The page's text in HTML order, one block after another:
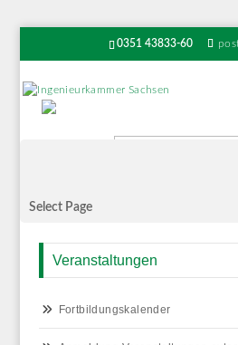
0351 43833-60
Select Page
Veranstaltungen
Fortbildungskalender